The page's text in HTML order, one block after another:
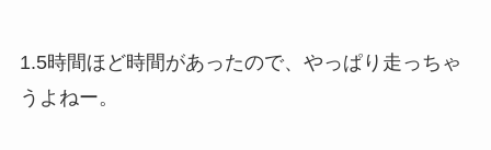
1.5時間ほど時間があったので、やっぱり走っちゃ
うよねー。